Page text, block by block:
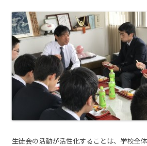
生徒会の活動が活性化することは、学校全